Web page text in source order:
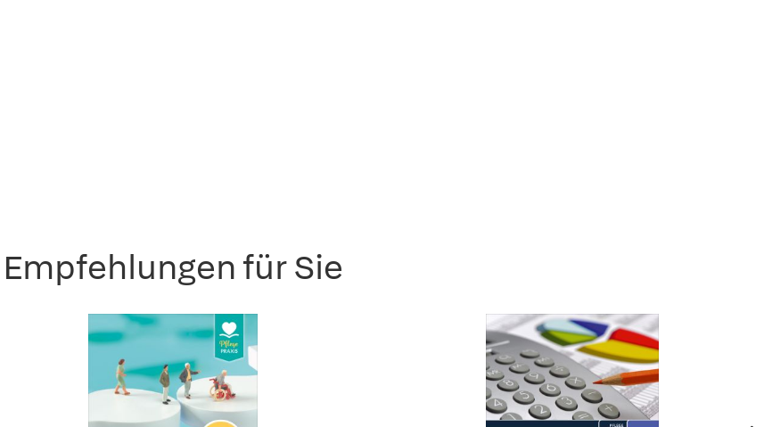
Empfehlungen für Sie